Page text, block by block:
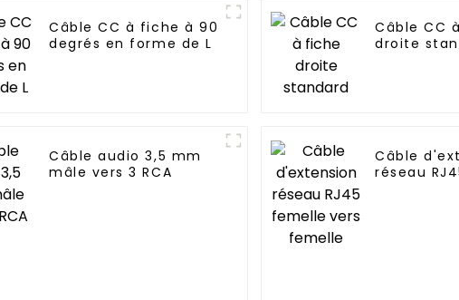
Câble CC à fiche à 90
degrés en forme de L
Câble CC
droite
Câble audio 3,5 mm
mâle vers 3 RCA
Câble
réseau